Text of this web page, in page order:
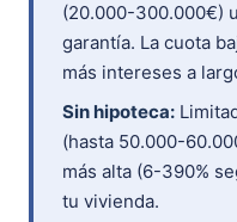
(20.000-300.000€)
garantía. La cuota
más intereses a
Sin hipoteca:
(hasta 50.000-
más alta (6-390%
tu vivienda.